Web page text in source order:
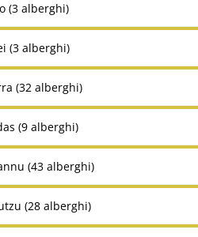
(3 alberghi)
(3 alberghi)
(32 alberghi)
(9 alberghi)
(43 alberghi)
(28 alberghi)